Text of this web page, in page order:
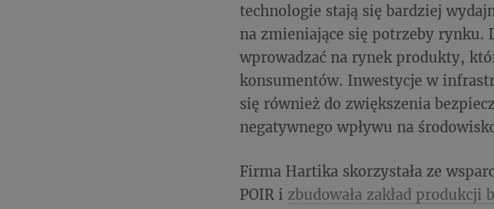
technologie stają się bardziej
na zmieniające się potrzeby rynku.
wprowadzać na rynek produkty,
konsumentów. Inwestycje w
się również do zwiększenia
negatywnego wpływu na
Firma Hartika skorzystała ze
POIR i zbudowała zakład produkcji